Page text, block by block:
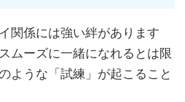
関係には強い絆があります
ムーズに一緒になれるとは限
ような「試練」が起こること